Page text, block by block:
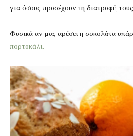
για όσους προσέχουν τη διατροφή
Φυσικά αν μας αρέσει η σοκολάτα
πορτοκάλι.